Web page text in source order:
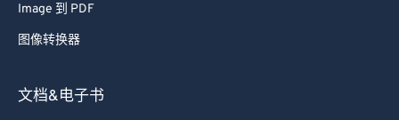
Image 到 PDF
图像转换器
文档&电子书